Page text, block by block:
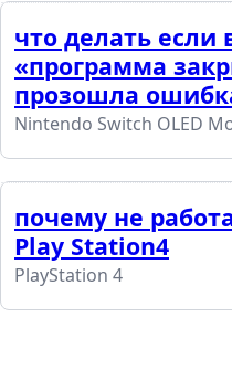
что делать если
«программа
прозошла
Nintendo Switch OLED
почему не
Play Station4
PlayStation 4